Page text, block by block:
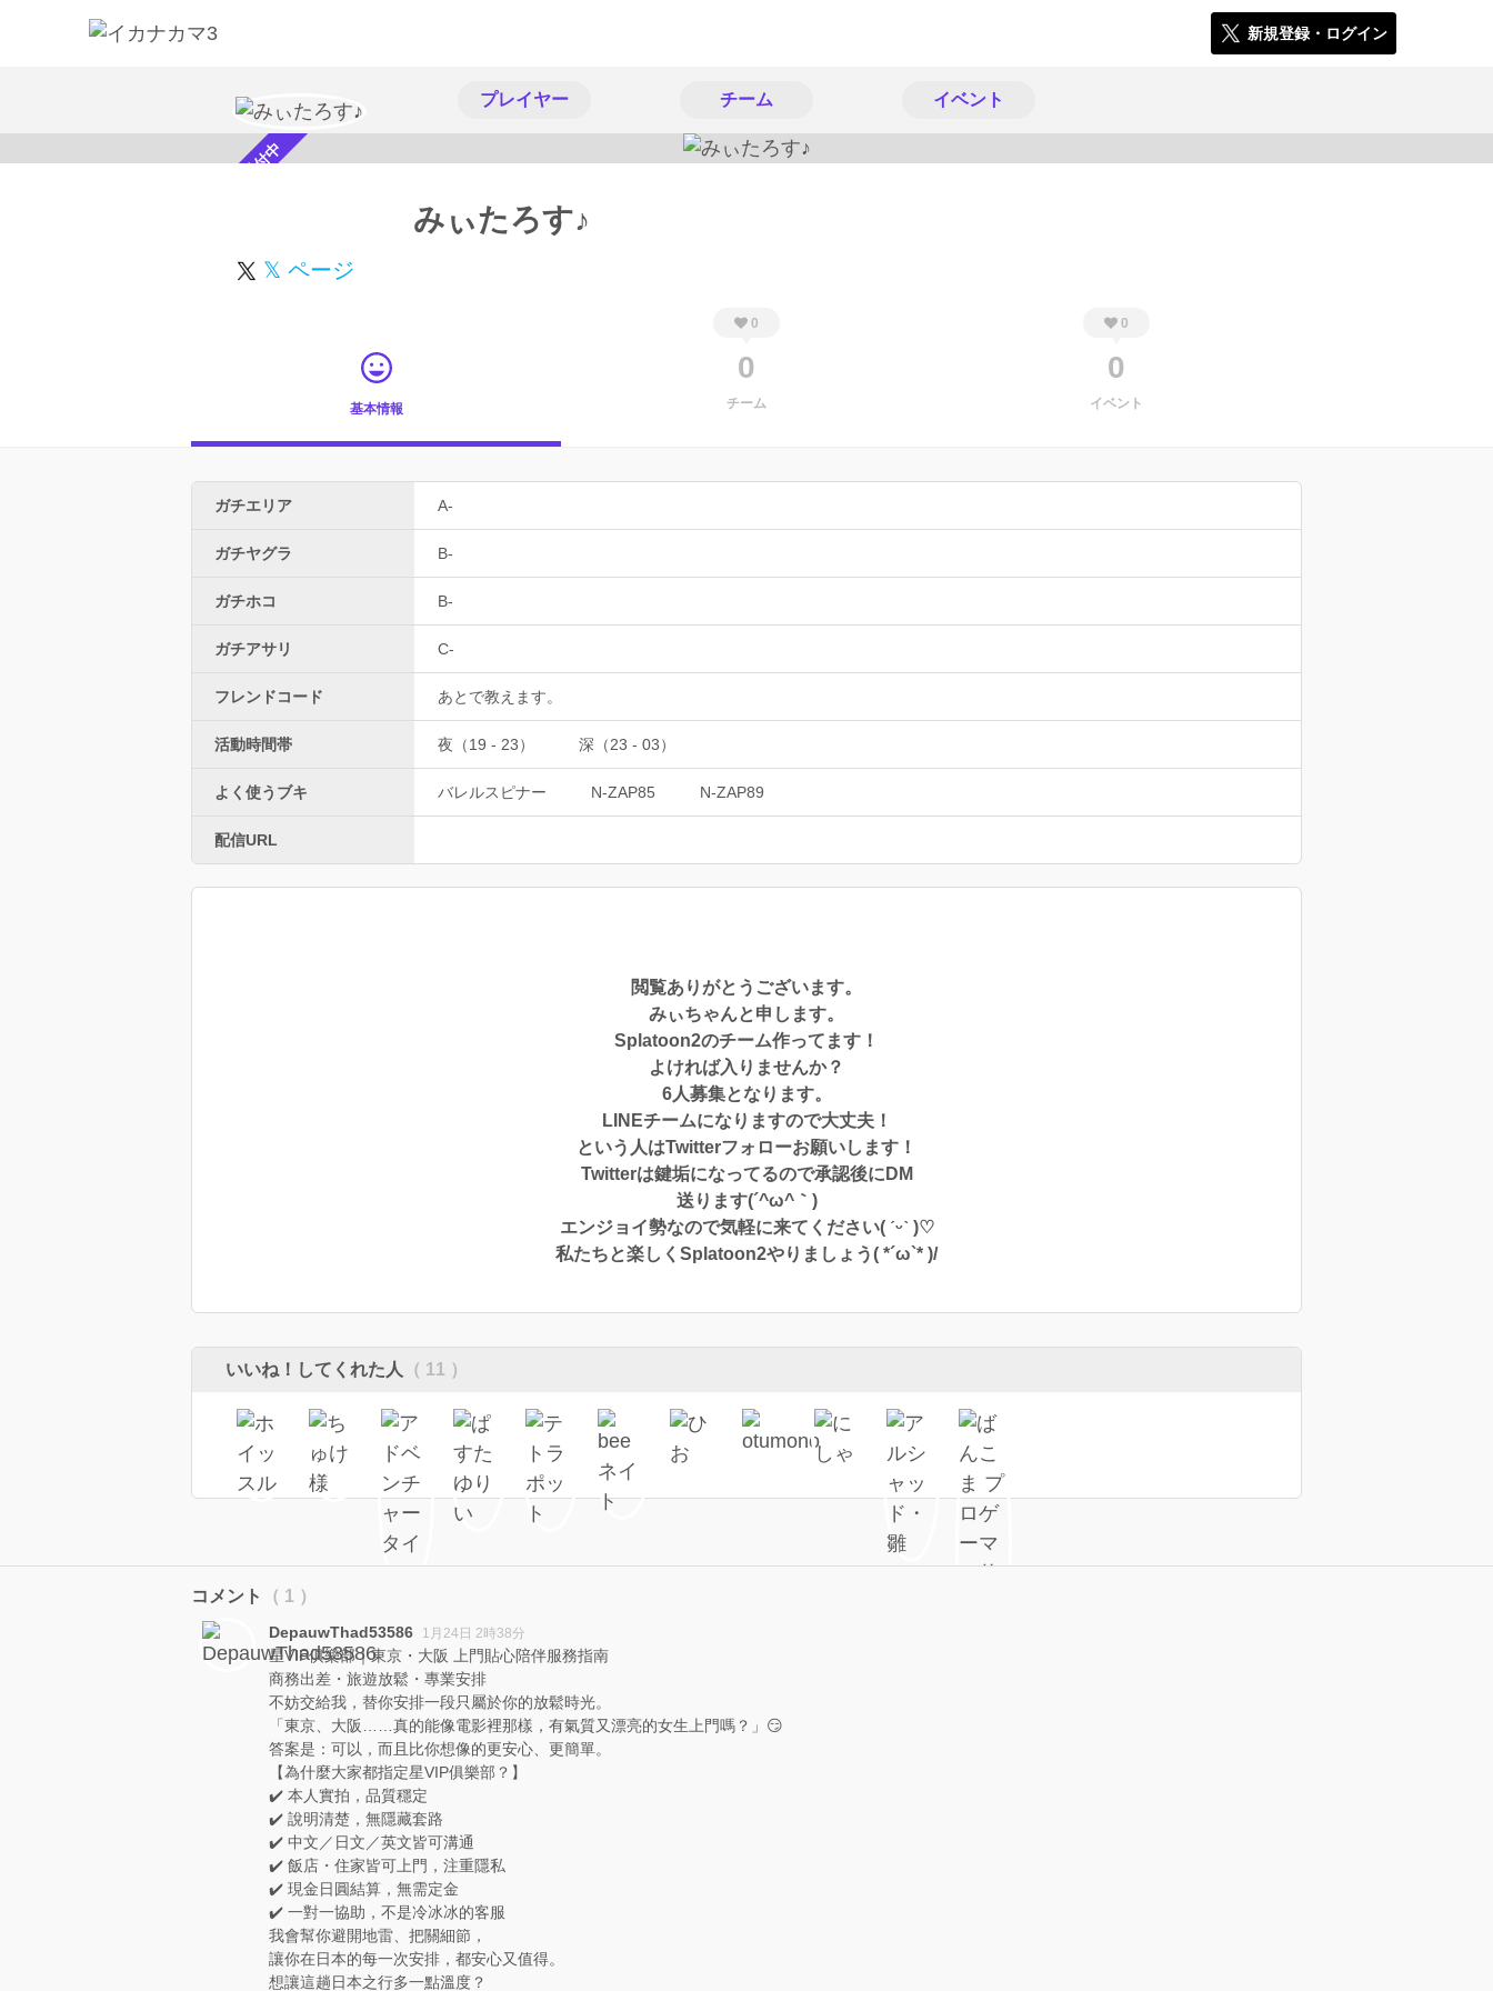
新規登録・ログイン
プレイヤー チーム イベント
スカウト受付中 みぃたろす♪
𝕏 ページ
基本情報
0
0
チーム
0
0
イベント
ガチエリア A-
ガチヤグラ B-
ガチホコ B-
ガチアサリ C-
フレンドコード あとで教えます。
活動時間帯 夜（19 - 23） 深（23 - 03）
よく使うブキ バレルスピナー N-ZAP85 N-ZAP89
配信URL
閲覧ありがとうございます。
みぃちゃんと申します。
Splatoon2のチーム作ってます！
よければ入りませんか？
6人募集となります。
LINEチームになりますので大丈夫！
という人はTwitterフォローお願いします！
Twitterは鍵垢になってるので承認後にDM
送ります(´^ω^｀)
エンジョイ勢なので気軽に来てください( ˊᵕˋ )♡
私たちと楽しくSplatoon2やりましょう( *´ω`* )/
いいね！してくれた人 （ 11 ）
コメント （ 1 ）
DepauwThad53586 1月24日 2時38分
星VIP俱樂部｜東京・大阪 上門貼心陪伴服務指南
商務出差・旅遊放鬆・專業安排
不妨交給我，替你安排一段只屬於你的放鬆時光。
「東京、大阪……真的能像電影裡那樣，有氣質又漂亮的女生上門嗎？」😏
答案是：可以，而且比你想像的更安心、更簡單。
【為什麼大家都指定星VIP俱樂部？】
✔️ 本人實拍，品質穩定
✔️ 說明清楚，無隱藏套路
✔️ 中文／日文／英文皆可溝通
✔️ 飯店・住家皆可上門，注重隱私
✔️ 現金日圓結算，無需定金
✔️ 一對一協助，不是冷冰冰的客服
我會幫你避開地雷、把關細節，
讓你在日本的每一次安排，都安心又值得。
想讓這趟日本之行多一點溫度？